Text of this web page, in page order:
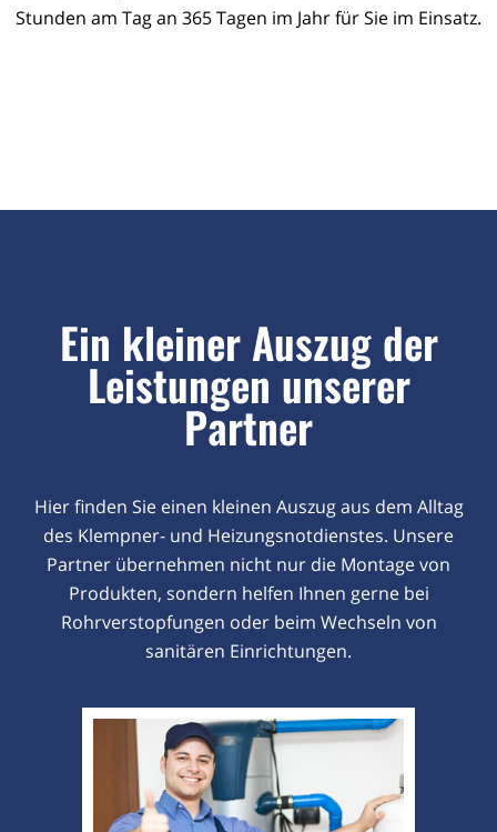
Stunden am Tag an 365 Tagen im Jahr für Sie im Einsatz.
Ein kleiner Auszug der
Leistungen unserer
Partner
Hier finden Sie einen kleinen Auszug aus dem Alltag
des Klempner- und Heizungsnotdienstes. Unsere
Partner übernehmen nicht nur die Montage von
Produkten, sondern helfen Ihnen gerne bei
Rohrverstopfungen oder beim Wechseln von
sanitären Einrichtungen.